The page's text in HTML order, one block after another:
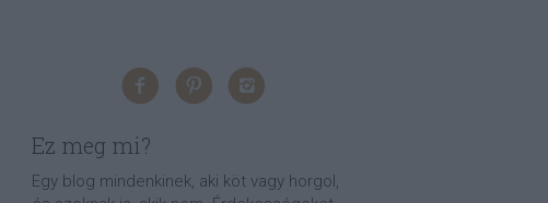
Ez meg mi?
Egy blog mindenkinek, aki köt vagy horgol,